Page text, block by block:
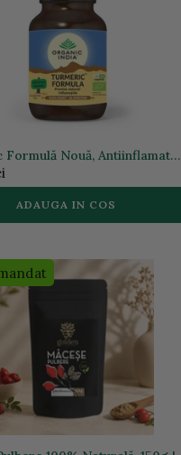
Nouă, Antiinflamator
cps | Organic India
ADAUGA IN COS